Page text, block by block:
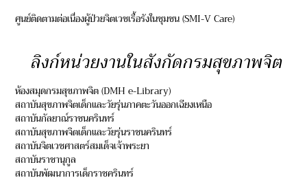
ศูนย์ติดตามต่อเนื่องผู้ป่วยจิตเวชเรื้อรังในชุมชน (SMI-V Care)
ลิงก์หน่วยงานในสังกัดกรมสุขภาพจิต
ห้องสมุดกรมสุขภาพจิต (DMH e-Library)
สถาบันสุขภาพจิตเด็กและวัยรุ่นภาคตะวันออกเฉียงเหนือ
สถาบันกัลยาณ์ราชนครินทร์
สถาบันสุขภาพจิตเด็กและวัยรุ่นราชนครินทร์
สถาบันจิตเวชศาสตร์สมเด็จเจ้าพระยา
สถาบันราชานุกูล
สถาบันพัฒนาการเด็กราชครินทร์